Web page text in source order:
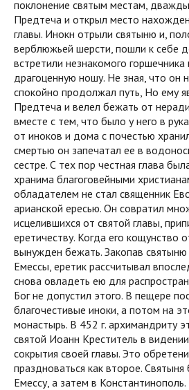
поклонение святым местам, дважды
Предтеча и открыл место
главы. Инокн отрыли святыню и,
верблюжьей шерсти, пошли к себе
встретили незнакомого
драгоценную ношу. Не зная, что он
спокойно продолжал путь, Но ему
Предтеча и велел бежать от
вместе с тем, что было у него в
от иноков и дома с почестью
смертью он запечатал ее в
сестре. С тех пор честная глава
хранима благоговейными
обладателем не стал священник
арианской ересью. Он совратил
исцелившихся от святой главы,
еретичеству. Когда его кощунство
вынужден бежать. Закопав
Емессы, еретик рассчитывал
снова овладеть ею для
Бог не допустил этого. В пещере
благочестивые иноки, а потом на
монастырь. В 452 г. архимандриту
святой Иоанн Креститель в
сокрытия своей главы. Это
праздноваться как второе.
Емессу, а затем в Константинополь.